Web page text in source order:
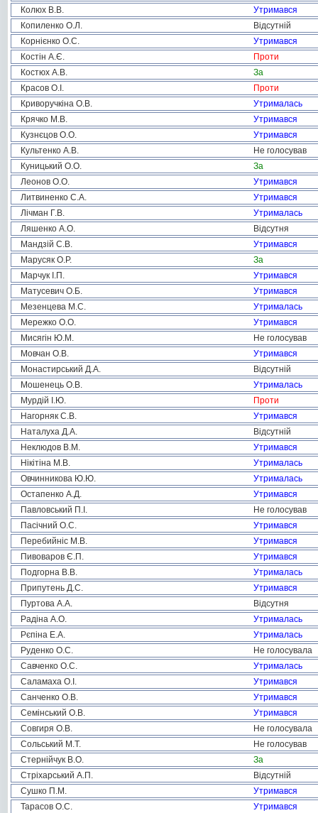
Колюх В.В.
Утримався
Копиленко О.Л.
Відсутній
Корнієнко О.С.
Утримався
Костін А.Є.
Проти
Костюх А.В.
За
Красов О.І.
Проти
Криворучкіна О.В.
Утрималась
Крячко М.В.
Утримався
Кузнєцов О.О.
Утримався
Культенко А.В.
Не голосував
Куницький О.О.
За
Леонов О.О.
Утримався
Литвиненко С.А.
Утримався
Лічман Г.В.
Утрималась
Ляшенко А.О.
Відсутня
Мандзій С.В.
Утримався
Марусяк О.Р.
За
Марчук І.П.
Утримався
Матусевич О.Б.
Утримався
Мезенцева М.С.
Утрималась
Мережко О.О.
Утримався
Мисягін Ю.М.
Не голосував
Мовчан О.В.
Утримався
Монастирський Д.А.
Відсутній
Мошенець О.В.
Утрималась
Мурдій І.Ю.
Проти
Нагорняк С.В.
Утримався
Наталуха Д.А.
Відсутній
Неклюдов В.М.
Утримався
Нікітіна М.В.
Утрималась
Овчинникова Ю.Ю.
Утрималась
Остапенко А.Д.
Утримався
Павловський П.І.
Не голосував
Пасічний О.С.
Утримався
Перебийніс М.В.
Утримався
Пивоваров Є.П.
Утримався
Подгорна В.В.
Утрималась
Припутень Д.С.
Утримався
Пуртова А.А.
Відсутня
Радіна А.О.
Утрималась
Рєпіна Е.А.
Утрималась
Руденко О.С.
Не голосувала
Савченко О.С.
Утрималась
Саламаха О.І.
Утримався
Санченко О.В.
Утримався
Семінський О.В.
Утримався
Совгиря О.В.
Не голосувала
Сольський М.Т.
Не голосував
Стернійчук В.О.
За
Стріхарський А.П.
Відсутній
Сушко П.М.
Утримався
Тарасов О.С.
Утримався